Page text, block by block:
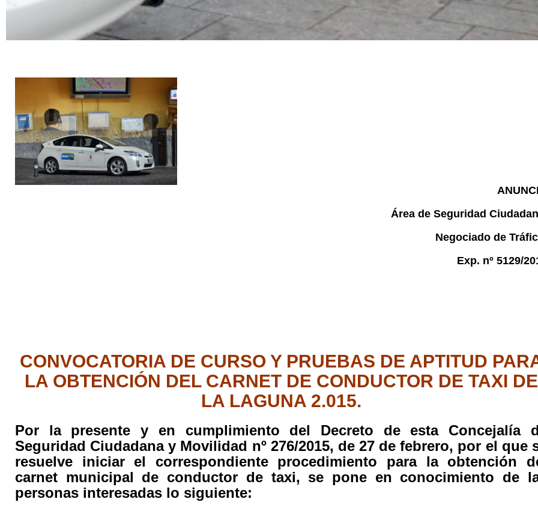
Área de Seguridad
Negociado de
Exp. nº 5129/
CONVOCATORIA DE CURSO Y PRUEBAS DE APTITUD
LA OBTENCIÓN DEL CARNET DE CONDUCTOR DE TAXI DE
LA LAGUNA 2.015.
Por la presente y en cumplimiento del Decreto de esta Concejalía
Seguridad Ciudadana y Movilidad nº 276/2015, de 27 de febrero, por el que
resuelve iniciar el correspondiente procedimiento para la obtención
carnet municipal de conductor de taxi, se pone en conocimiento de
personas interesadas lo siguiente: